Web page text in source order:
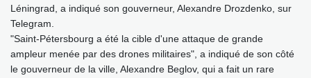
Léningrad, a indiqué son gouverneur, Alexandre Drozdenko, sur
Telegram.
"Saint-Pétersbourg a été la cible d'une attaque de grande
ampleur menée par des drones militaires", a indiqué de son côté
le gouverneur de la ville, Alexandre Beglov, qui a fait un rare